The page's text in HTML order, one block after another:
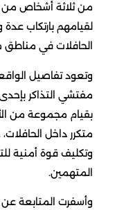
من ثلاثة أشخاص من
لقيامهم بارتكاب
الحافلات في مناطق
وتعود تفاصيل
مفتشي التذاكر
بقيام مجموعة من
متكرر داخل
وتكليف قوة أمنية
المتهمين.
وأسفرت المتابعة